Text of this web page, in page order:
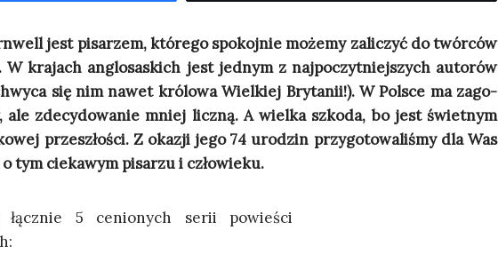
jest pisa­rzem, któ­re­go spo­koj­nie może­my zali­czyć do twór­ców
W kra­jach anglo­sa­skich jest jed­nym z naj­po­czyt­niej­szych auto­rów
się nim nawet kró­lo­wa Wiel­kiej Bry­ta­nii!). W Pol­sce ma zago­
ale zde­cy­do­wa­nie mniej licz­ną. A wiel­ka szko­da, bo jest świet­nym
prze­szło­ści. Z oka­zji jego 74 uro­dzin przy­go­to­wa­li­śmy dla Was
tym cie­ka­wym pisa­rzu i człowieku.
łącz­nie 5 cenio­nych serii powie­ści